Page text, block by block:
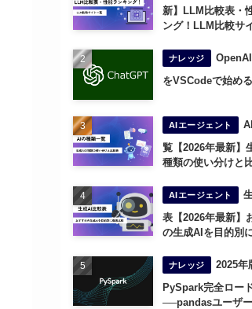
新】LLM比較表・
ング！LLM比較サ
ナレッジ
をVSCodeで始め
AIエージェント
覧【2026年最新】
種類の使い分けと
AIエージェント
表【2026年最新】
の生成AIを目的別
ナレッジ
2025年
PySpark完全ロー
──pandasユーザ